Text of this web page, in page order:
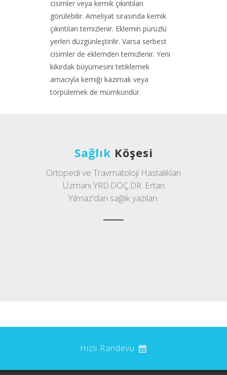
cisimler veya kemik çıkıntıları
görülebilir. Ameliyat sırasında kemik
çıkıntıları temizlenir. Eklemin pürüzlü
yerleri düzgünleştirilir. Varsa serbest
cisimler de eklemden temizlenir. Yeni
kıkırdak büyümesini tetiklemek
amacıyla kemiği kazımak veya
törpülemek de mümkündür.
Sağlık Köşesi
Ortopedi ve Travmatoloji Hastalıkları
Uzmanı YRD.DOÇ.DR. Ertan
Yılmaz'dan sağlık yazıları.
Hızlı Randevu